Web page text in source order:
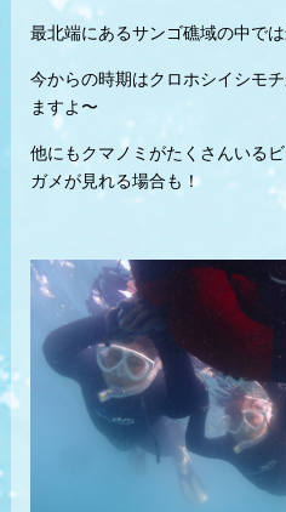
最北端にあるサンゴ礁域の中で
今からの時期はクロホシイシモ
ますよ〜
他にもクマノミがたくさんいる
ガメが見れる場合も！